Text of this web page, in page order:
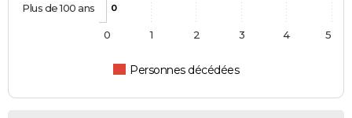
0
Personnes décédées
Plus de 100 ans
0 1 2 3 4 5